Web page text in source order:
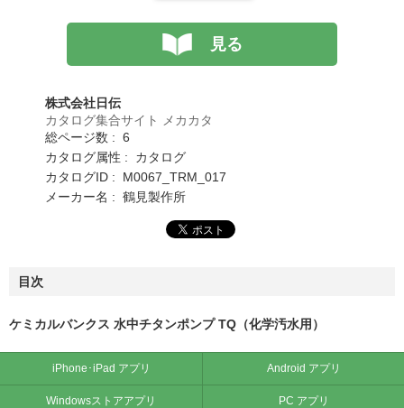
見る
株式会社日伝
カタログ集合サイト メカカタ
総ページ数 : 6
カタログ属性 : カタログ
カタログID : M0067_TRM_017
メーカー名 : 鶴見製作所
目次
ケミカルバンクス 水中チタンポンプ TQ（化学汚水用）
iPhone･iPad アプリ Android アプリ
Windowsストアアプリ PC アプリ